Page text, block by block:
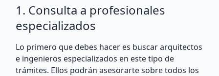
1. Consulta a profesionales
especializados
Lo primero que debes hacer es buscar arquitectos
e ingenieros especializados en este tipo de
trámites. Ellos podrán asesorarte sobre todos los